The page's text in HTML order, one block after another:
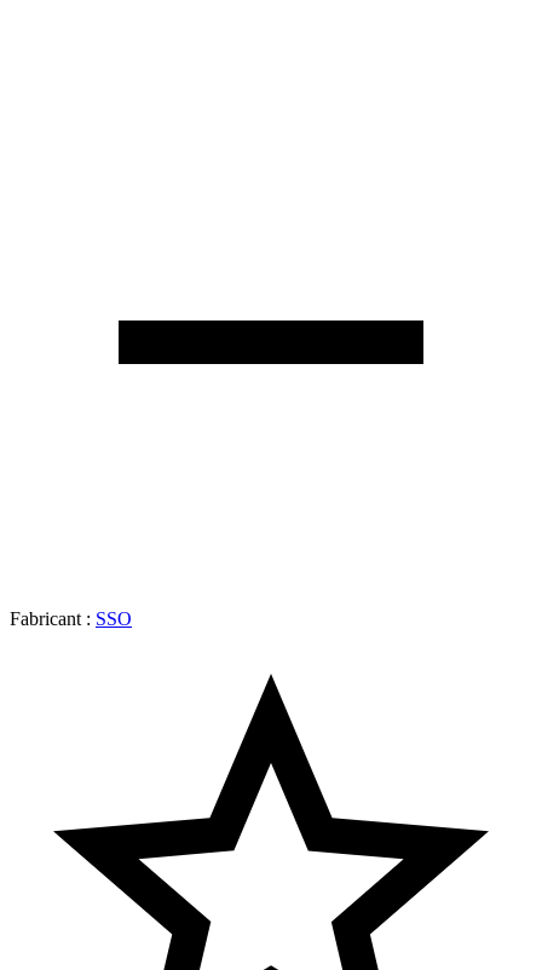
Fabricant : SSO